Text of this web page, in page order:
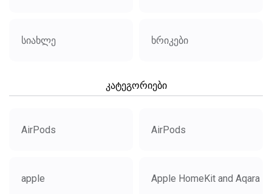
სიახლე ხრიკები
კატეგორიები
AirPods AirPods
apple Apple HomeKit and Aqara